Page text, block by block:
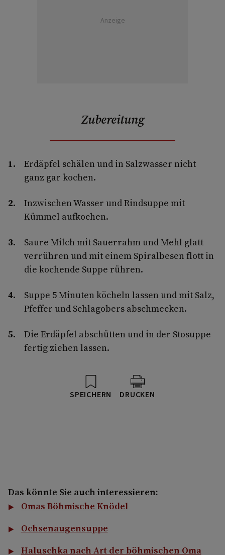
Anzeige
Zubereitung
Erdäpfel schälen und in Salzwasser nicht
ganz gar kochen.
Inzwischen Wasser und Rindsuppe mit
Kümmel aufkochen.
Saure Milch mit Sauerrahm und Mehl glatt
verrühren und mit einem Spiralbesen flott in
die kochende Suppe rühren.
Suppe 5 Minuten köcheln lassen und mit Salz,
Pfeffer und Schlagobers abschmecken.
Die Erdäpfel abschütten und in der Stosuppe
fertig ziehen lassen.
SPEICHERN DRUCKEN
Das könnte Sie auch interessieren:
Omas Böhmische Knödel
Ochsenaugensuppe
Haluschka nach Art der böhmischen Oma